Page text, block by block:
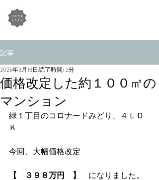
記事
価格改定した約１００㎡の
マンション
2025年9月16日 読了時間: 2分
緑１丁目のコロナードみどり、４ＬＤ
Ｋ
今回、大幅価格改定
【　３９８万円　】 になりました。